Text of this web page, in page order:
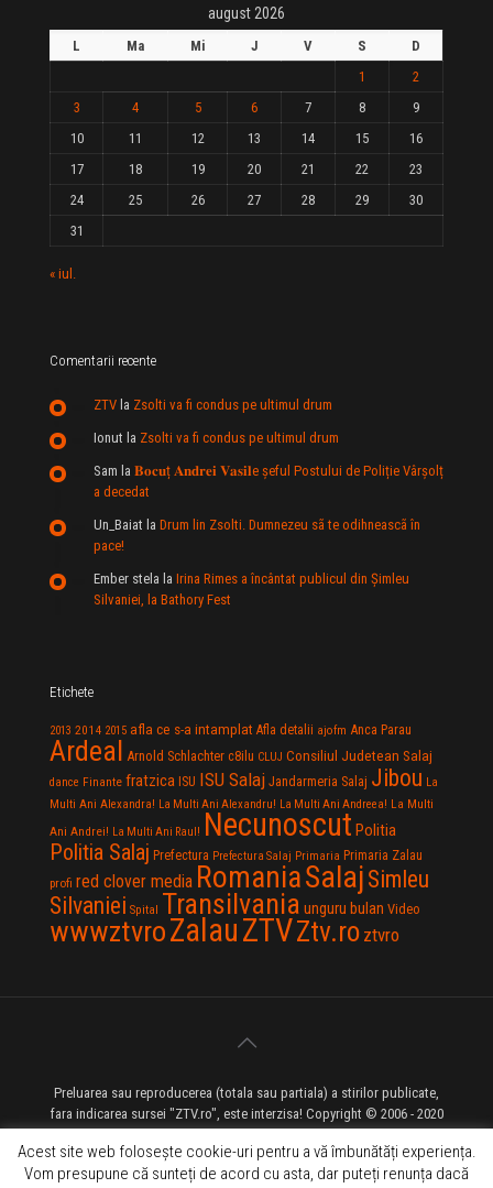
august 2026
L Ma Mi J V S
D
1
2
3
4 5 6 7 8
9
10
11 12 13 14 15
16
17
18 19 20 21 22
23
24
25 26 27 28 29
30
31
« iul.
Comentarii recente
ZTV la Zsolti va fi condus pe ultimul drum
Ionut la Zsolti va fi condus pe ultimul drum
Sam la 𝐁𝐨𝐜𝐮ț 𝐀𝐧𝐝𝐫𝐞𝐢 𝐕𝐚𝐬𝐢𝐥e şeful Postului de Poliție Vârșolț
a decedat
Un_Baiat la Drum lin Zsolti. Dumnezeu sã te odihneascã în
pace!
Ember stela la Irina Rimes a încântat publicul din Şimleu
Silvaniei, la Bathory Fest
Etichete
2013 2014 2015 afla ce s-a intamplat Afla detalii ajofm Anca Parau
Ardeal Arnold Schlachter c8ilu CLUJ Consiliul Judetean Salaj
dance Finante fratzica ISU ISU Salaj Jandarmeria Salaj Jibou La
Multi Ani Alexandra! La Multi Ani Alexandru! La Multi Ani Andreea! La Multi
Ani Andrei! La Multi Ani Raul! Necunoscut Politia
Politia Salaj Prefectura Prefectura Salaj Primaria Primaria Zalau
profi red clover media RomaniaSalaj Simleu
Silvaniei Spital Transilvania unguru bulan Video
wwwztvroZalauZTVZtv.ro ztvro
Preluarea sau reproducerea (totala sau partiala) a stirilor publicate,
fara indicarea sursei "ZTV.ro", este interzisa! Copyright © 2006 - 2020
ZTV.ro - Televiziune pe Internet - Zalau TV
Acest site web folosește cookie-uri pentru a vă îmbunătăți experiența.
Vom presupune că sunteți de acord cu asta, dar puteți renunța dacă